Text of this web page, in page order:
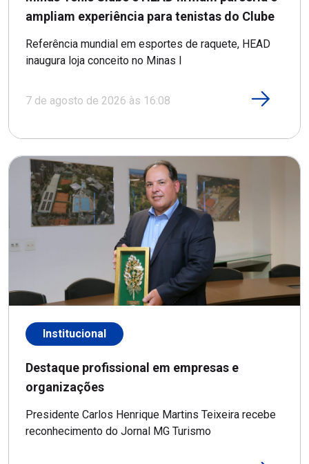
ampliam experiência para tenistas do Clube
Referência mundial em esportes de raquete, HEAD
inaugura loja conceito no Minas I
7 de agosto de 2026 às 16:08
Institucional
Destaque profissional em empresas e
organizações
Presidente Carlos Henrique Martins Teixeira recebe
reconhecimento do Jornal MG Turismo